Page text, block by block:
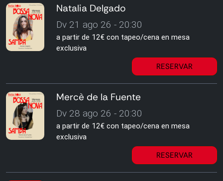
Natalia Delgado
Dv 21 ago 26 - 20:30
a partir de 12€ con tapeo/cena en mesa
exclusiva
RESERVAR
Mercè de la Fuente
Dv 28 ago 26 - 20:30
a partir de 12€ con tapeo/cena en mesa
exclusiva
RESERVAR